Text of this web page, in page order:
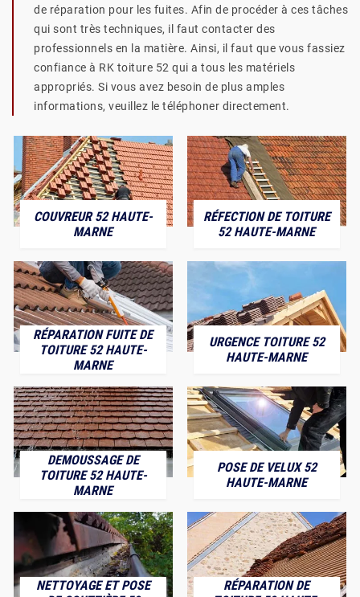
de réparation pour les fuites. Afin de procéder à ces tâches
qui sont très techniques, il faut contacter des
professionnels en la matière. Ainsi, il faut que vous fassiez
confiance à RK toiture 52 qui a tous les matériels
appropriés. Si vous avez besoin de plus amples
informations, veuillez le téléphoner directement.
COUVREUR 52 HAUTE-
MARNE
RÉFECTION DE TOITURE
52 HAUTE-MARNE
RÉPARATION FUITE DE
TOITURE 52 HAUTE-
MARNE
URGENCE TOITURE 52
HAUTE-MARNE
DEMOUSSAGE DE
TOITURE 52 HAUTE-
MARNE
POSE DE VELUX 52
HAUTE-MARNE
NETTOYAGE ET POSE
RÉPARATION DE